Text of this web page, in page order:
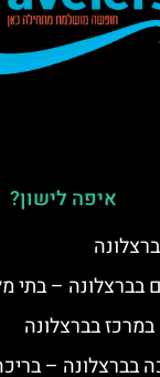
איפה לישון?
בברצלונה
בברצלונה –